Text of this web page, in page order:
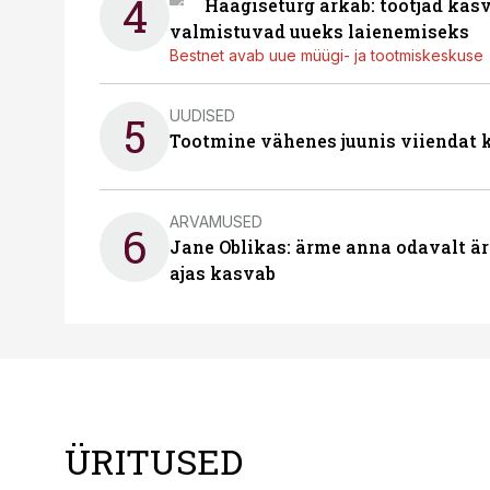
4
Haagiseturg ärkab: tootjad
valmistuvad uueks laienemiseks
Bestnet avab uue müügi- ja tootmiskeskuse
5 UUDISED
Tootmine vähenes juunis viiendat
6 ARVAMUSED
Jane Oblikas: ärme anna odavalt
ajas kasvab
ÜRITUSED